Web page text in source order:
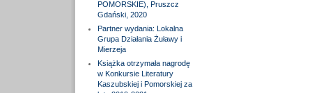
POMORSKIE), Pruszcz
Gdański, 2020
Partner wydania: Lokalna
Grupa Działania Żuławy i
Mierzeja
Książka otrzymała nagrodę
w Konkursie Literatury
Kaszubskiej i Pomorskiej za